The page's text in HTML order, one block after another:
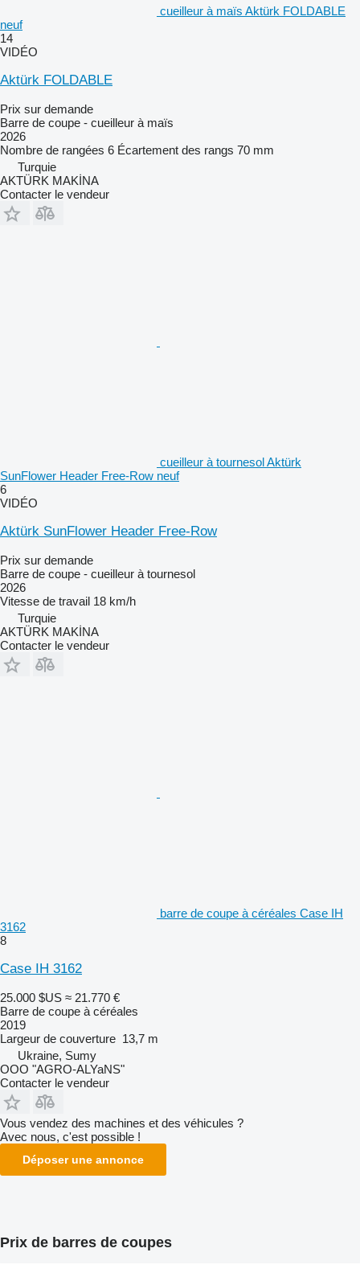
cueilleur à maïs Aktürk FOLDABLE
neuf
14
VIDÉO
Aktürk FOLDABLE
Prix sur demande
Barre de coupe - cueilleur à maïs
2026
Nombre de rangées 6 Écartement des rangs 70 mm
Turquie
AKTÜRK MAKİNA
Contacter le vendeur
cueilleur à tournesol Aktürk
SunFlower Header Free-Row neuf
6
VIDÉO
Aktürk SunFlower Header Free-Row
Prix sur demande
Barre de coupe - cueilleur à tournesol
2026
Vitesse de travail 18 km/h
Turquie
AKTÜRK MAKİNA
Contacter le vendeur
barre de coupe à céréales Case IH
3162
8
Case IH 3162
25.000 $US ≈ 21.770 €
Barre de coupe à céréales
2019
Largeur de couverture 13,7 m
Ukraine, Sumy
OOO "AGRO-ALYaNS"
Contacter le vendeur
Vous vendez des machines et des véhicules ?
Avec nous, c'est possible !
Déposer une annonce
Prix de barres de coupes